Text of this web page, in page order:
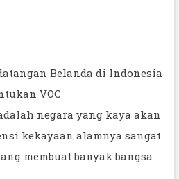
Belanda di Indonesia
VOC
negara yang kaya akan
kekayaan alamnya sangat
membuat banyak bangsa